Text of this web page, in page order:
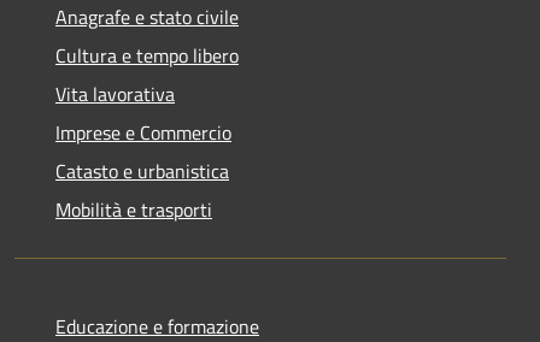
Anagrafe e stato civile
Cultura e tempo libero
Vita lavorativa
Imprese e Commercio
Catasto e urbanistica
Mobilità e trasporti
Educazione e formazione